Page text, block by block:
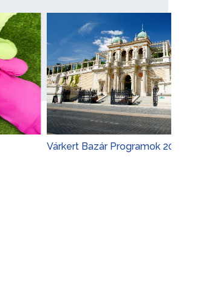
Várkert Bazár Programok 2026